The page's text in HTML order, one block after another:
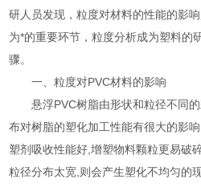
研人员发现，粒度对材料的性能的影
为*的重要环节，粒度分析成为塑料的
骤。
一、粒度对PVC材料的影响
悬浮PVC树脂由形状和粒径不同
布对树脂的塑化加工性能有很大的影
塑剂吸收性能好,增塑物料颗粒更易破
粒径分布太宽, 则会产生塑化不均匀的